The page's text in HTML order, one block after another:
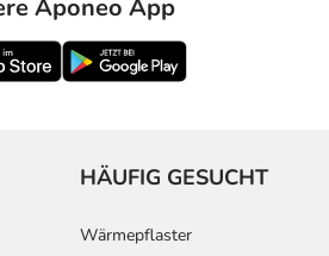
Aponeo App
HÄUFIG GESUCHT
Wärmepflaster